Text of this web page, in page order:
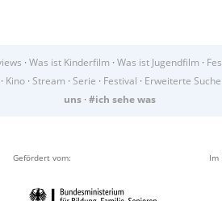
· Was ist Kinderfilm · Was ist Jugendfilm ·
· Kino· Stream · Serie · Festival · Erweiterte Suche
uns · #ich sehe was
Gefördert vom: Im